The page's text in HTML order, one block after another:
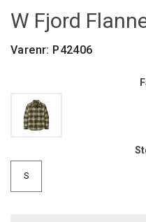
W Fjord
Varenr: P42406
S